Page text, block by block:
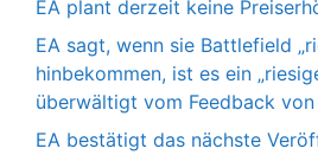
EA plant derzeit keine
EA sagt, wenn sie Battlefield
hinbekommen, ist es ein
überwältigt vom Feedback von
EA bestätigt das nächste